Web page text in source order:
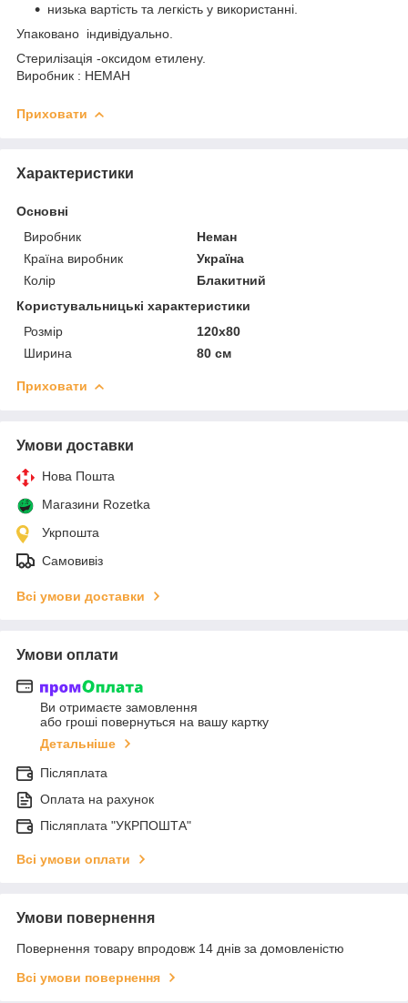
низька вартість та легкість у використанні.
Упаковано індивідуально.
Стерилізація -оксидом етилену.
Виробник : НЕМАН
Приховати
Характеристики
Основні
Виробник
Неман
Країна виробник
Україна
Колір
Блакитний
Користувальницькі характеристики
Розмір
120х80
Ширина
80 см
Приховати
Умови доставки
Нова Пошта
Магазини Rozetka
Укрпошта
Самовивіз
Всі умови доставки
Умови оплати
Ви отримаєте замовлення
або гроші повернуться на вашу картку
Детальніше
Післяплата
Оплата на рахунок
Післяплата "УКРПОШТА"
Всі умови оплати
Умови повернення
Повернення товару впродовж 14 днів за домовленістю
Всі умови повернення